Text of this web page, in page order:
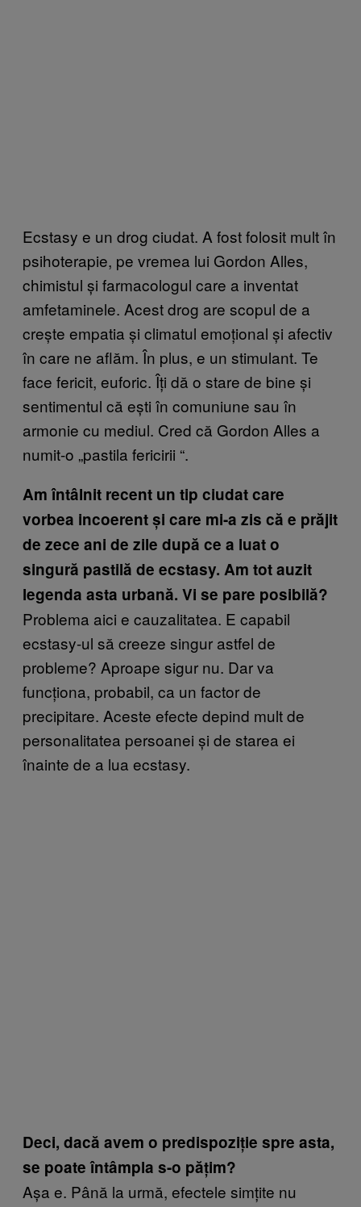
Ecstasy e un drog ciudat. A fost folosit mult în
psihoterapie, pe vremea lui Gordon Alles,
chimistul și farmacologul care a inventat
amfetaminele. Acest drog are scopul de a
crește empatia și climatul emoțional și afectiv
în care ne aflăm. În plus, e un stimulant. Te
face fericit, euforic. Îți dă o stare de bine și
sentimentul că ești în comuniune sau în
armonie cu mediul. Cred că Gordon Alles a
numit-o „pastila fericirii “.
Am întâlnit recent un tip ciudat care
vorbea incoerent și care mi-a zis că e prăjit
de zece ani de zile după ce a luat o
singură pastilă de ecstasy. Am tot auzit
legenda asta urbană. Vi se pare posibilă?
Problema aici e cauzalitatea. E capabil
ecstasy-ul să creeze singur astfel de
probleme? Aproape sigur nu. Dar va
funcționa, probabil, ca un factor de
precipitare. Aceste efecte depind mult de
personalitatea persoanei și de starea ei
înainte de a lua ecstasy.
Deci, dacă avem o predispoziție spre asta,
se poate întâmpla s-o pățim?
Așa e. Până la urmă, efectele simțite nu